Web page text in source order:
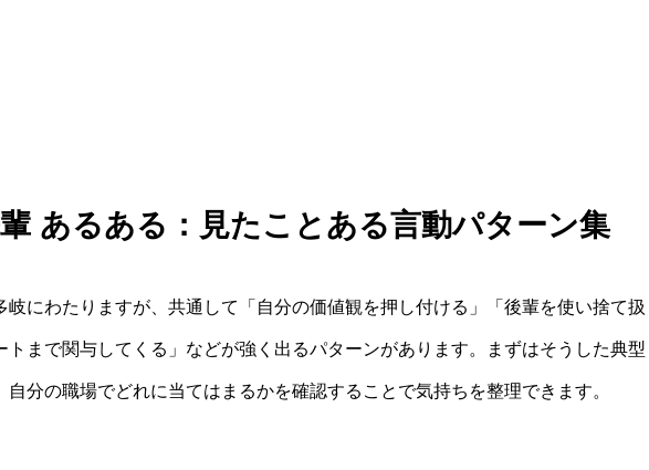
あるある：見たことある言動パターン集
岐にわたりますが、共通して「自分の価値観を押し付ける」「後輩を使い捨て扱
トまで関与してくる」などが強く出るパターンがあります。まずはそうした典型
自分の職場でどれに当てはまるかを確認することで気持ちを整理できます。